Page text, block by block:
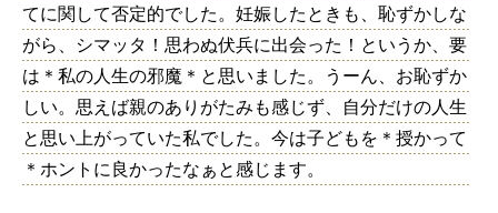
てに関して否定的でした。妊娠したときも、恥ずかしな
がら、シマッタ！思わぬ伏兵に出会った！というか、要
は＊私の人生の邪魔＊と思いました。うーん、お恥ずか
しい。思えば親のありがたみも感じず、自分だけの人生
と思い上がっていた私でした。今は子どもを＊授かって
＊ホントに良かったなぁと感じます。